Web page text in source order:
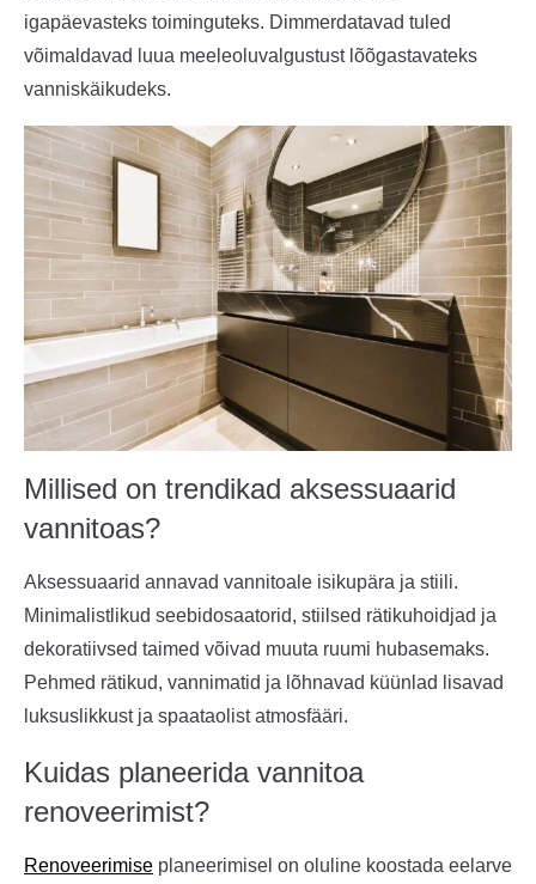
igapäevasteks toiminguteks. Dimmerdatavad tuled
võimaldavad luua meeleoluvalgustust lõõgastavateks
vanniskäikudeks.
Millised on trendikad aksessuaarid
vannitoas?
Aksessuaarid annavad vannitoale isikupära ja stiili.
Minimalistlikud seebidosaatorid, stiilsed rätikuhoidjad ja
dekoratiivsed taimed võivad muuta ruumi hubasemaks.
Pehmed rätikud, vannimatid ja lõhnavad küünlad lisavad
luksuslikkust ja spaataolist atmosfääri.
Kuidas planeerida vannitoa
renoveerimist?
Renoveerimise planeerimisel on oluline koostada eelarve